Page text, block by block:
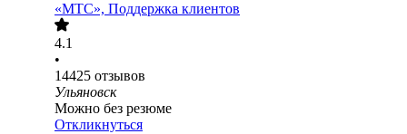
«МТС», Поддержка клиентов
4.1
•
14425 отзывов
Ульяновск
Можно без резюме
Откликнуться